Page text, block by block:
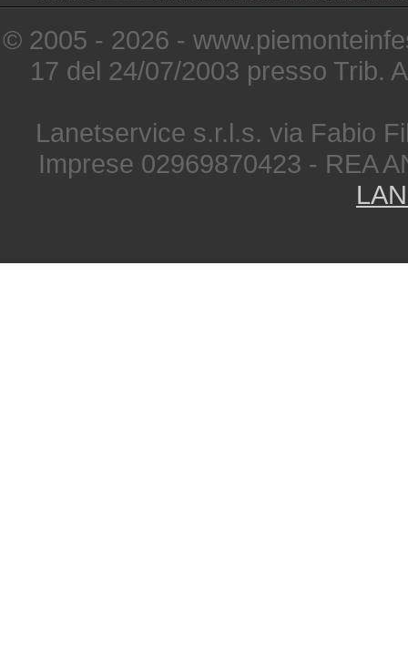
© 2005 - 2026 -
17 del 24/07/2003 presso Trib.
Lanetservice s.r.l.s. via Fabio
Imprese 02969870423 - REA